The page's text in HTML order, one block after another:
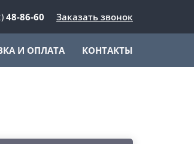
48-86-60 Заказать звонок
И ОПЛАТА КОНТАКТЫ